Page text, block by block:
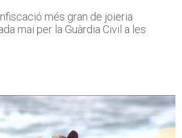
més gran de joieria
mai per la Guàrdia Civil a les